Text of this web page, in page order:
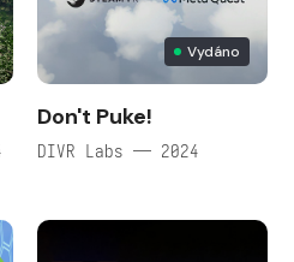
Vydáno
Don't Puke!
DIVR Labs — 2024